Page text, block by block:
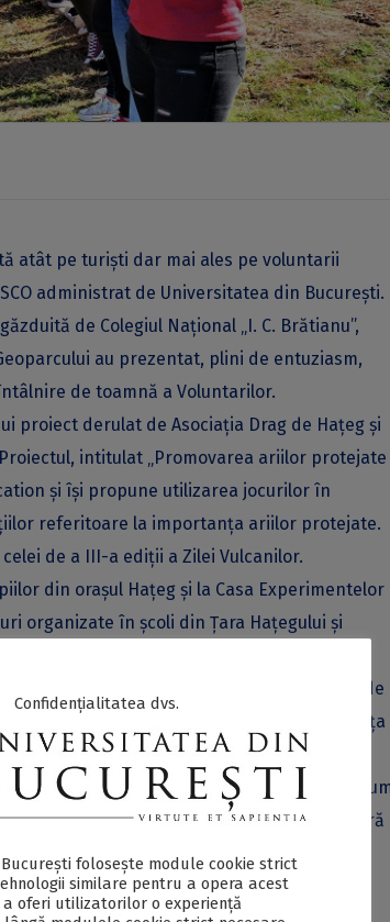
atât pe turiști dar mai ales pe voluntarii
administrat de Universitatea din București.
de Colegiul Național „I. C. Brătianu”,
au prezentat, plini de entuziasm,
de toamnă a Voluntarilor.
proiect derulat de Asociația Drag de Hațeg și
intitulat „Promovarea ariilor protejate
și își propune utilizarea jocurilor în
referitoare la importanța ariilor protejate.
de a III-a ediții a Zilei Vulcanilor.
din orașul Hațeg și la Casa Experimentelor
organizate în școli din Țara Hațegului și
cele trei arii protejate.
din satul Ohaba – Sibișel, comuna Rîu de
administrat de Asociația Wild Roots. Căsuța
cu noi atracții care să explice pe
și „lumea vie” (biodiversitatea), dar și
comuna Sălașu de Sus, în această vară
a unui complex tehnologic tradițional
Proiectul constă în amenajarea
Confidențialitatea dvs.
folosește module cookie strict
similare pentru a opera acest
oferi utilizatorilor o experiență